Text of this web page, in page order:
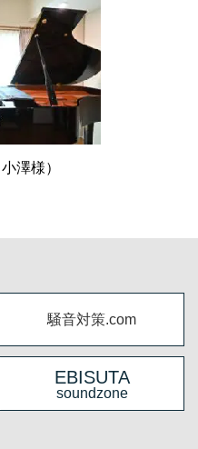
澤様）
騒音対策.com
EBISUTA
soundzone